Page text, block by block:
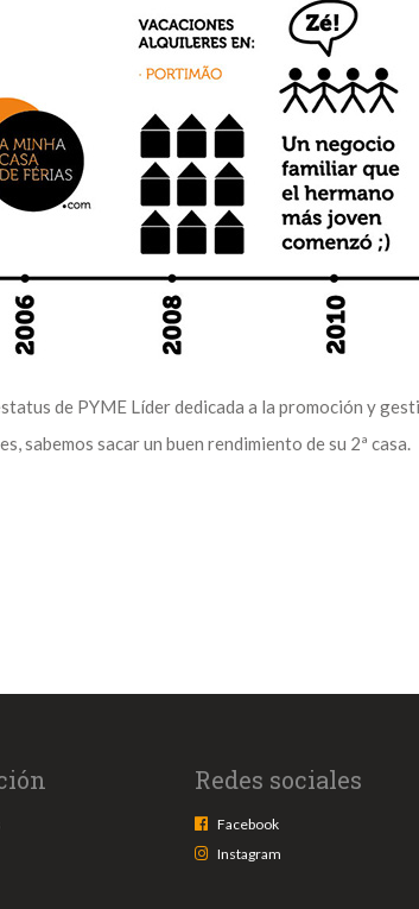
de PYME Líder dedicada a la promoción y
sabemos sacar un buen rendimiento de su 2ª casa.
Redes sociales
Facebook
Instagram